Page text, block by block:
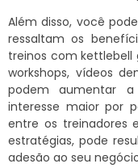
Além disso, você
ressaltam os
treinos com kettlebell
workshops, vídeos
podem aumentar
interesse maior por
entre os treinadores
estratégias, pode
adesão ao seu